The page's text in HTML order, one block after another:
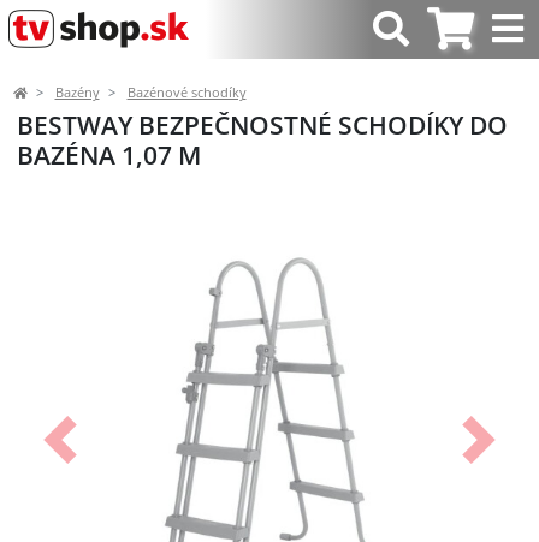
Bazény Bazénové schodíky
BESTWAY BEZPEČNOSTNÉ SCHODÍKY DO
BAZÉNA 1,07 M
Predchádzajúci Ďalší